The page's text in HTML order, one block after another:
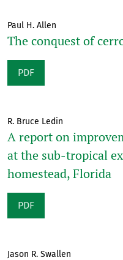
Paul H. Allen
The conquest of
PDF
R. Bruce Ledin
A report on
at the sub-tropical
homestead, Florida
PDF
Jason R. Swallen